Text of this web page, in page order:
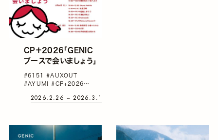
CP＋2026「GENIC
ブースで会いましょう」
#6151#AUXOUT
#AYUMI#CP+2026
Ashida
2026.2.26 ~ 2026.3.1